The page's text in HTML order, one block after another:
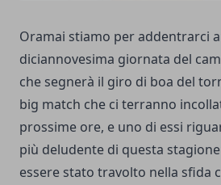
Oramai stiamo per addentrarci
diciannovesima giornata del
che segnerà il giro di boa del
big match che ci terranno
prossime ore, e uno di essi
più deludente di questa
essere stato travolto nella sfida